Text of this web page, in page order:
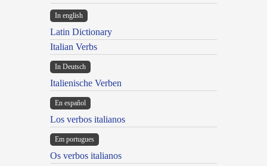
In english
Latin Dictionary
Italian Verbs
In Deutsch
Italienische Verben
En español
Los verbos italianos
Em portugues
Os verbos italianos